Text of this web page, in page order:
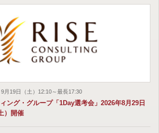
月19日（土）12:10～最長17:30
ング・グループ「1Day選考会」2026年8月29日
）開催